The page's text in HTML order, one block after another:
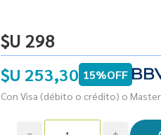
$U 298
$U 253,30 15%OFF
Con Visa (débito o crédito) o
i
h